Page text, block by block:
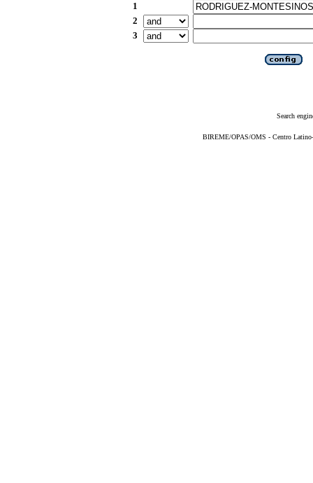
1
2
3
Search
BIREME/OPAS/OMS - Centro Latino-